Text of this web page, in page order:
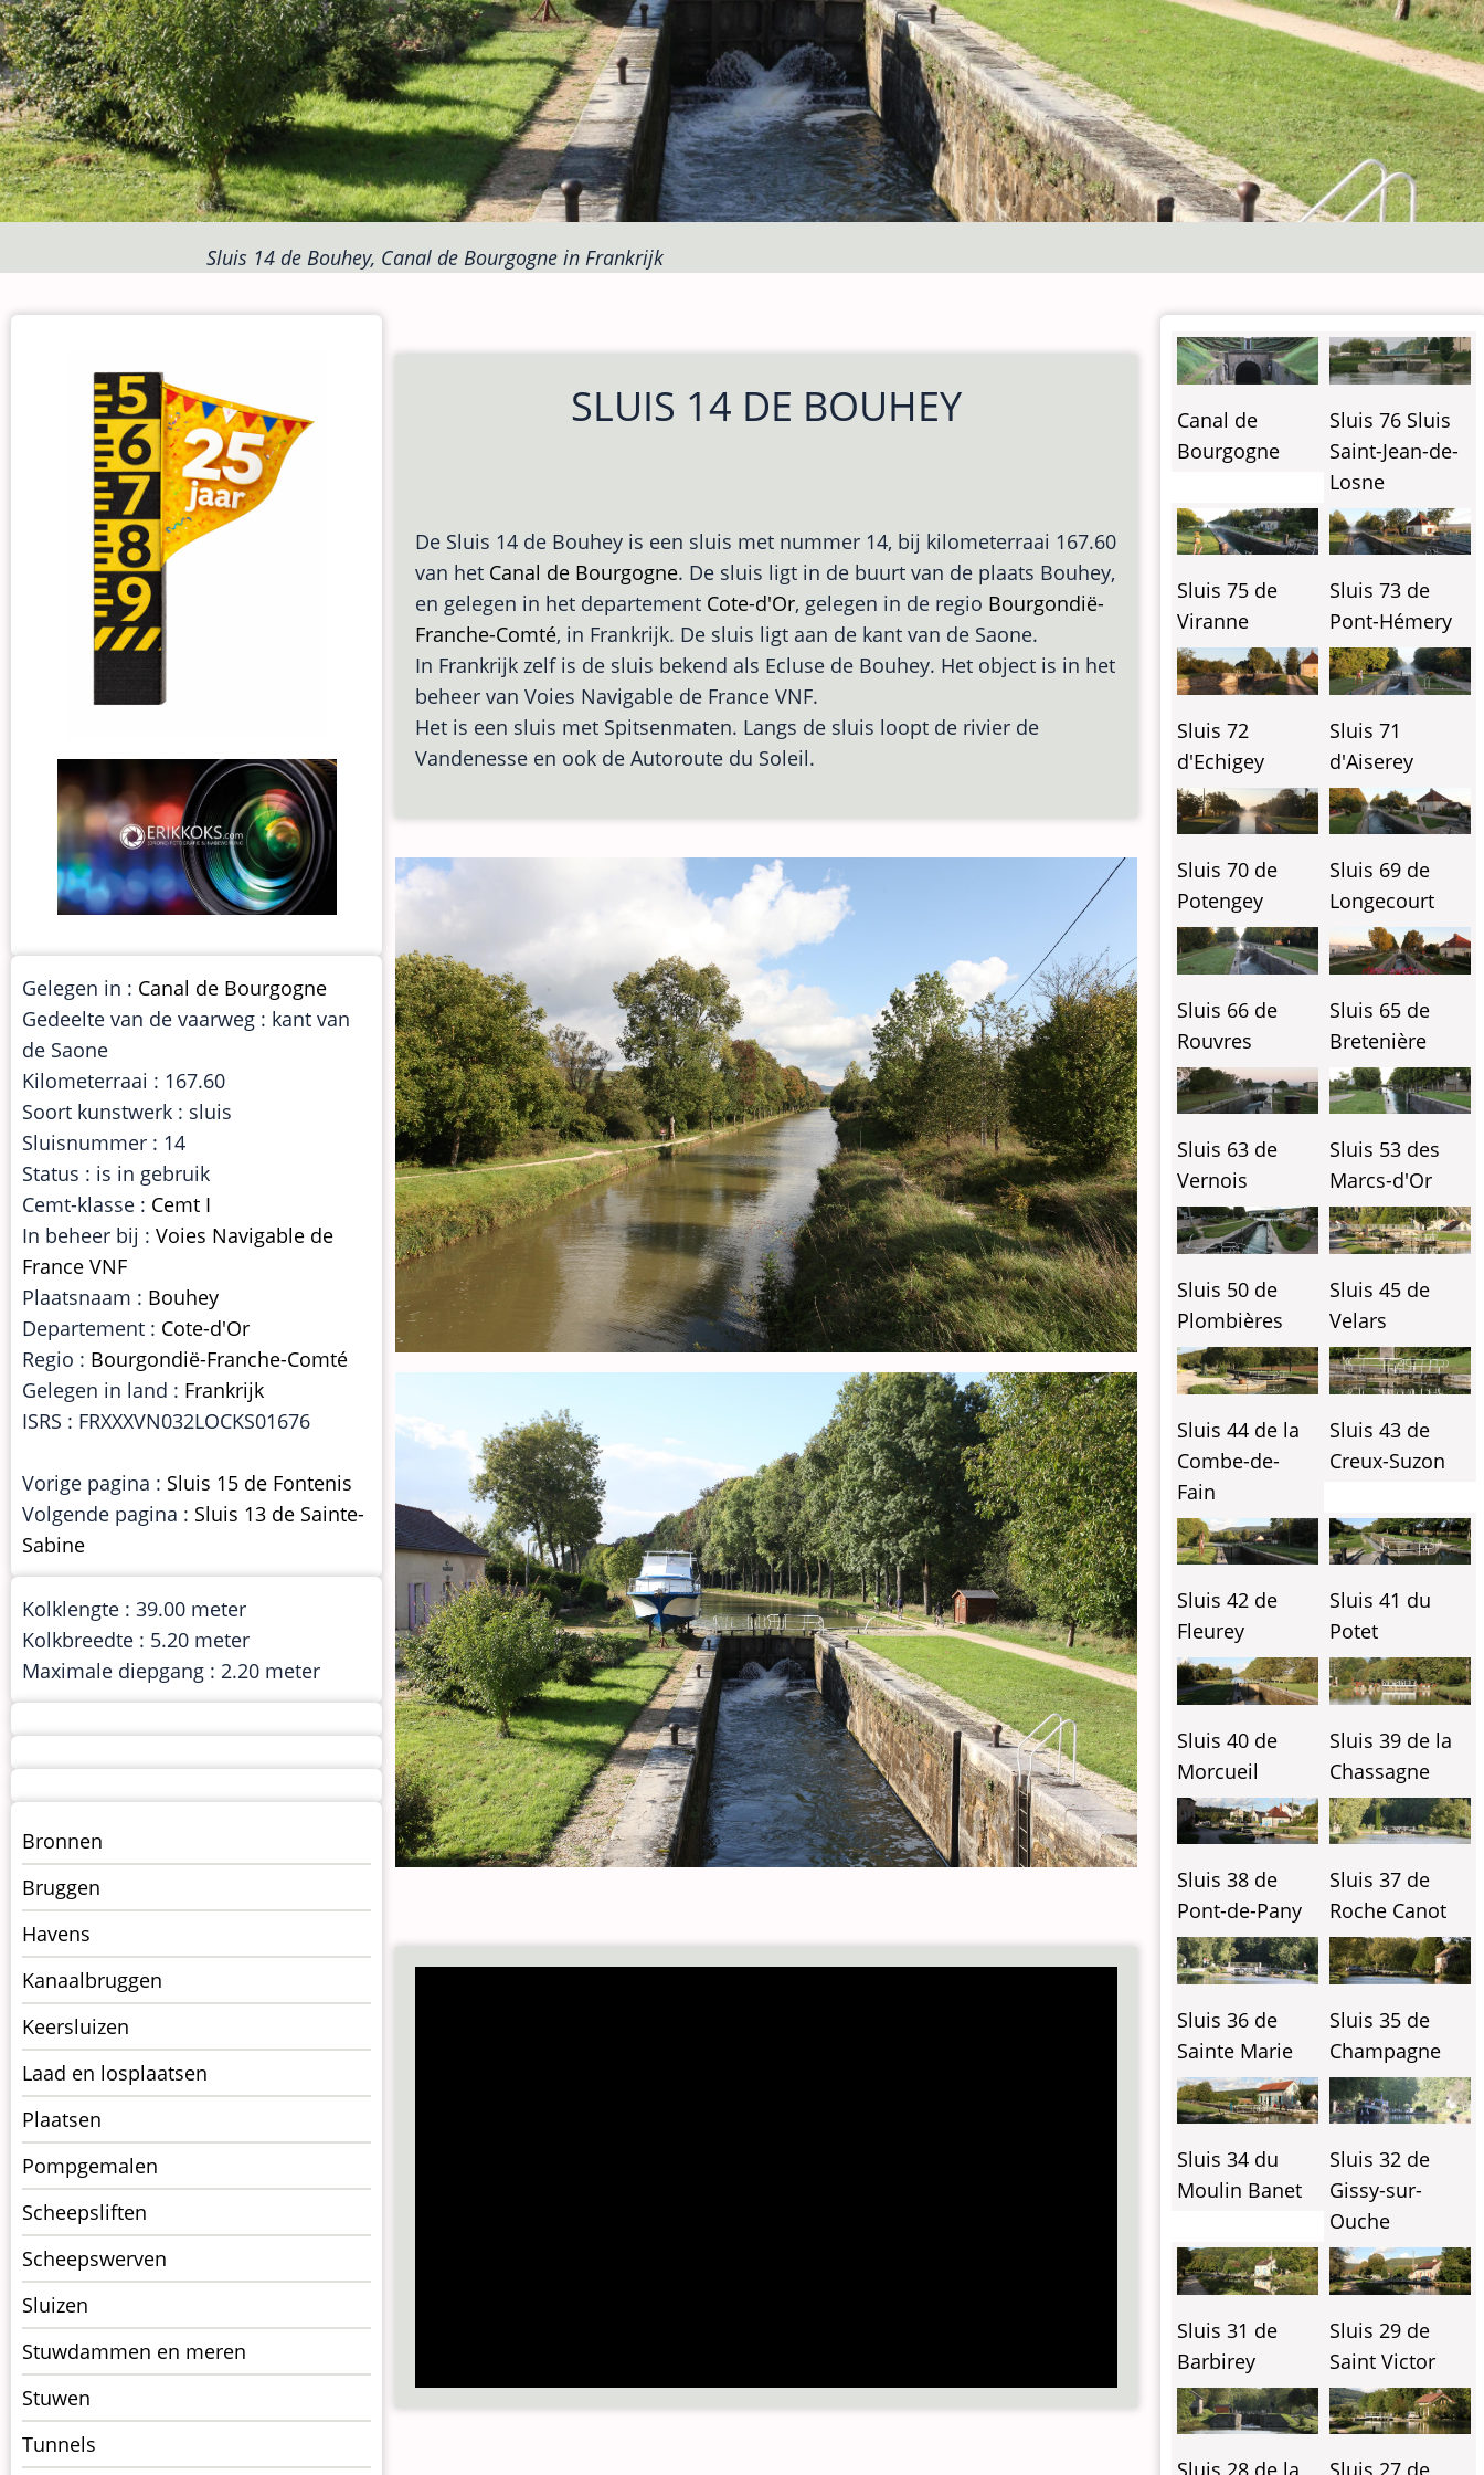
Sluis 14 de Bouhey, Canal de Bourgogne in Frankrijk
SLUIS 14 DE BOUHEY
De Sluis 14 de Bouhey is een sluis met nummer 14, bij kilometerraai 167.60
van het Canal de Bourgogne. De sluis ligt in de buurt van de plaats Bouhey,
en gelegen in het departement Cote-d'Or, gelegen in de regio Bourgondië-
Franche-Comté, in Frankrijk. De sluis ligt aan de kant van de Saone.
In Frankrijk zelf is de sluis bekend als Ecluse de Bouhey. Het object is in het
beheer van Voies Navigable de France VNF.
Het is een sluis met Spitsenmaten. Langs de sluis loopt de rivier de
Vandenesse en ook de Autoroute du Soleil.
Gelegen in : Canal de Bourgogne
Gedeelte van de vaarweg : kant van
de Saone
Kilometerraai : 167.60
Soort kunstwerk : sluis
Sluisnummer : 14
Status : is in gebruik
Cemt-klasse : Cemt I
In beheer bij : Voies Navigable de
France VNF
Plaatsnaam : Bouhey
Departement : Cote-d'Or
Regio : Bourgondië-Franche-Comté
Gelegen in land : Frankrijk
ISRS : FRXXXVN032LOCKS01676
Vorige pagina : Sluis 15 de Fontenis
Volgende pagina : Sluis 13 de Sainte-
Sabine
Kolklengte : 39.00 meter
Kolkbreedte : 5.20 meter
Maximale diepgang : 2.20 meter
Menu
kunstwerken
op
kunstwerkpagina
Bronnen
Bruggen
Havens
Kanaalbruggen
Keersluizen
Laad en losplaatsen
Plaatsen
Pompgemalen
Scheepsliften
Scheepswerven
Sluizen
Stuwdammen en meren
Stuwen
Tunnels
Canal de
Bourgogne
Sluis 76 Sluis
Saint-Jean-de-
Losne
Sluis 75 de
Viranne
Sluis 73 de
Pont-Hémery
Sluis 72
d'Echigey
Sluis 71
d'Aiserey
Sluis 70 de
Potengey
Sluis 69 de
Longecourt
Sluis 66 de
Rouvres
Sluis 65 de
Bretenière
Sluis 63 de
Vernois
Sluis 53 des
Marcs-d'Or
Sluis 50 de
Plombières
Sluis 45 de
Velars
Sluis 44 de la
Combe-de-
Fain
Sluis 43 de
Creux-Suzon
Sluis 42 de
Fleurey
Sluis 41 du
Potet
Sluis 40 de
Morcueil
Sluis 39 de la
Chassagne
Sluis 38 de
Pont-de-Pany
Sluis 37 de
Roche Canot
Sluis 36 de
Sainte Marie
Sluis 35 de
Champagne
Sluis 34 du
Moulin Banet
Sluis 32 de
Gissy-sur-
Ouche
Sluis 31 de
Barbirey
Sluis 29 de
Saint Victor